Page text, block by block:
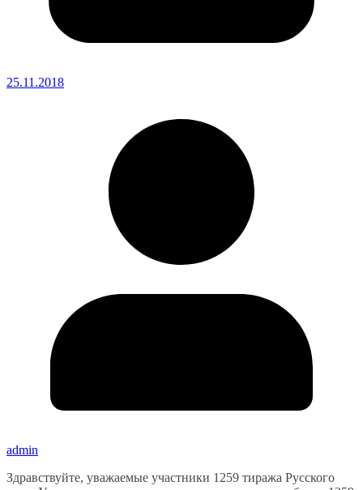
25.11.2018
admin
Здравствуйте, уважаемые участники 1259 тиража Русского